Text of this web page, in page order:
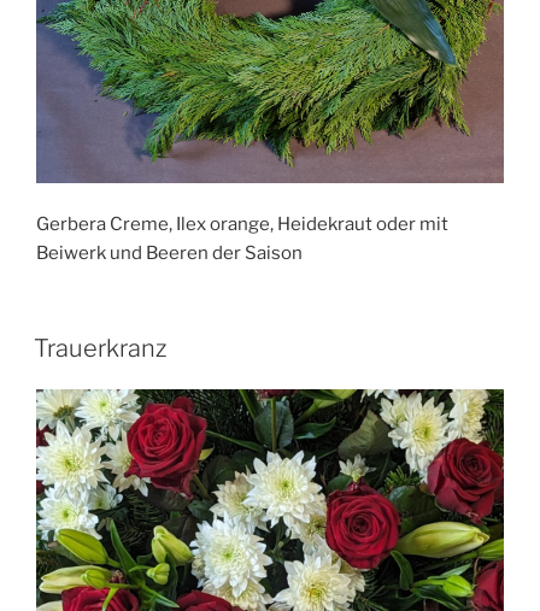
Gerbera Creme, Ilex orange, Heidekraut oder mit
Beiwerk und Beeren der Saison
Trauerkranz